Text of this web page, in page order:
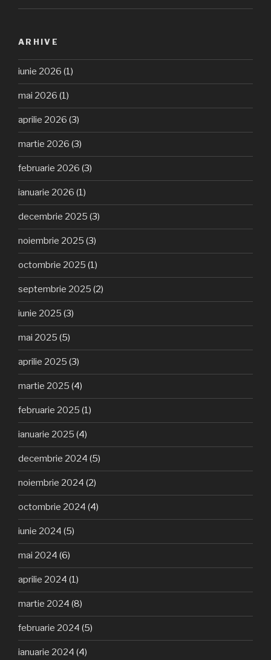
ARHIVE
iunie 2026 (1)
mai 2026 (1)
aprilie 2026 (3)
martie 2026 (3)
februarie 2026 (3)
ianuarie 2026 (1)
decembrie 2025 (3)
noiembrie 2025 (3)
octombrie 2025 (1)
septembrie 2025 (2)
iunie 2025 (3)
mai 2025 (5)
aprilie 2025 (3)
martie 2025 (4)
februarie 2025 (1)
ianuarie 2025 (4)
decembrie 2024 (5)
noiembrie 2024 (2)
octombrie 2024 (4)
iunie 2024 (5)
mai 2024 (6)
aprilie 2024 (1)
martie 2024 (8)
februarie 2024 (5)
ianuarie 2024 (4)